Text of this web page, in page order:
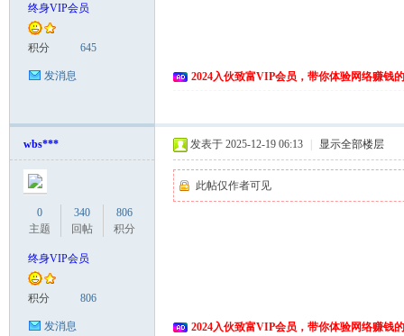
终身VIP会员
积分 645
发消息 2024入伙致富VIP会员，带你体验网络赚钱
wbs***
0
主题
340
回帖
806
积分
终身VIP会员
积分 806
发消息
发表于 2025-12-19 06:13 显示全部楼层
此帖仅作者可见
2024入伙致富VIP会员，带你体验网络赚钱